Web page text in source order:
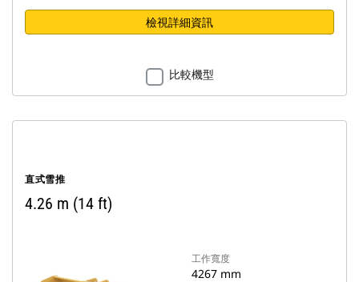
檢視詳細資訊
比較機型
直式雪推
4.26 m (14 ft)
工作寬度
4267 mm